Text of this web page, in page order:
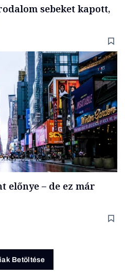
sebeket kapott,
előnye – de ez már
Betöltése